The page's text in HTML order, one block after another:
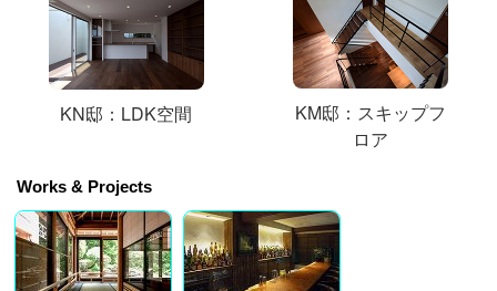
KN邸：LDK空間
KM邸：スキップフ
ロア
Works & Projects